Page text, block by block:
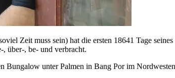
Zeit muss sein) hat die ersten 18641 Tage
über-, be- und verbracht.
Bungalow unter Palmen in Bang Por im